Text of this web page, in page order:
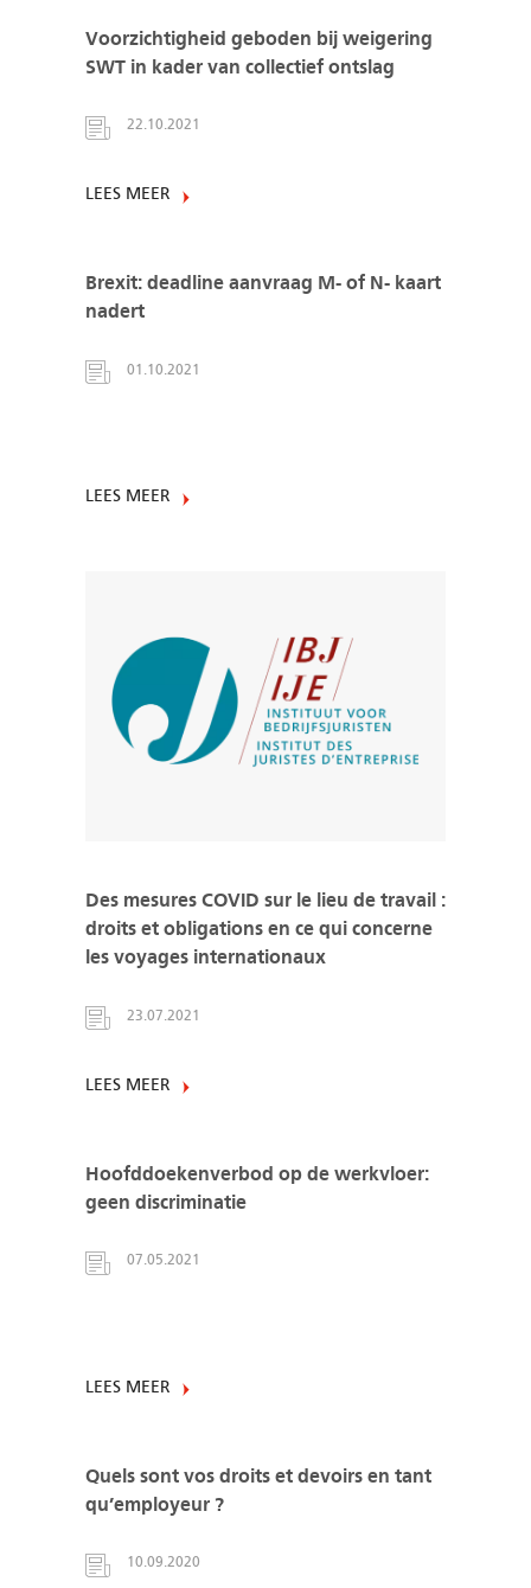
Voorzichtigheid geboden bij weigering
SWT in kader van collectief ontslag
22.10.2021
LEES MEER
Brexit: deadline aanvraag M- of N- kaart
nadert
01.10.2021
LEES MEER
Des mesures COVID sur le lieu de travail :
droits et obligations en ce qui concerne
les voyages internationaux
23.07.2021
LEES MEER
Hoofddoekenverbod op de werkvloer:
geen discriminatie
07.05.2021
LEES MEER
Quels sont vos droits et devoirs en tant
qu’employeur ?
10.09.2020